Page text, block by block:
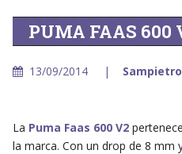
PUMA FAAS 600
13/09/2014 Sampietro
La Puma Faas 600 V2
la marca. Con un drop de 8 mm